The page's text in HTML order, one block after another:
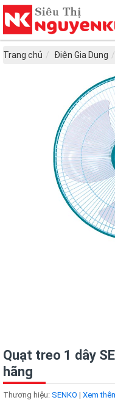
Trang chủ Điện Gia Dụng
Quạt treo 1 dây
hãng
Thương hiệu: SENKO | Xem